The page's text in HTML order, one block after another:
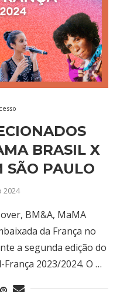
BRASIL X
SÃO PAULO
2024
BM&A, MaMA
da França no
a segunda edição do
2023/2024. O …